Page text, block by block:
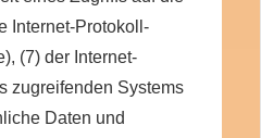
Internet-Protokoll-
(7) der Internet-
zugreifenden Systems
Daten und